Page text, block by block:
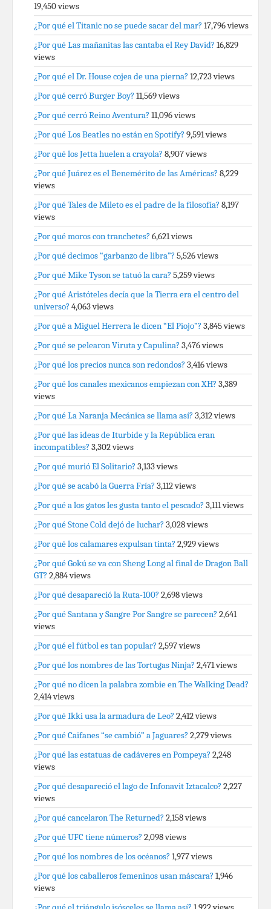
19,450 views
¿Por qué el Titanic no se puede sacar del mar? 17,796 views
¿Por qué Las mañanitas las cantaba el Rey David? 16,829
views
¿Por qué el Dr. House cojea de una pierna? 12,723 views
¿Por qué cerró Burger Boy? 11,569 views
¿Por qué cerró Reino Aventura? 11,096 views
¿Por qué Los Beatles no están en Spotify? 9,591 views
¿Por qué los Jetta huelen a crayola? 8,907 views
¿Por qué Juárez es el Benemérito de las Américas? 8,229
views
¿Por qué Tales de Mileto es el padre de la filosofía? 8,197
views
¿Por qué moros con tranchetes? 6,621 views
¿Por qué decimos “garbanzo de libra”? 5,526 views
¿Por qué Mike Tyson se tatuó la cara? 5,259 views
¿Por qué Aristóteles decía que la Tierra era el centro del
universo? 4,063 views
¿Por qué a Miguel Herrera le dicen “El Piojo”? 3,845 views
¿Por qué se pelearon Viruta y Capulina? 3,476 views
¿Por qué los precios nunca son redondos? 3,416 views
¿Por qué los canales mexicanos empiezan con XH? 3,389
views
¿Por qué La Naranja Mecánica se llama así? 3,312 views
¿Por qué las ideas de Iturbide y la República eran
incompatibles? 3,302 views
¿Por qué murió El Solitario? 3,133 views
¿Por qué se acabó la Guerra Fría? 3,112 views
¿Por qué a los gatos les gusta tanto el pescado? 3,111 views
¿Por qué Stone Cold dejó de luchar? 3,028 views
¿Por qué los calamares expulsan tinta? 2,929 views
¿Por qué Gokú se va con Sheng Long al final de Dragon Ball
GT? 2,884 views
¿Por qué desapareció la Ruta-100? 2,698 views
¿Por qué Santana y Sangre Por Sangre se parecen? 2,641
views
¿Por qué el fútbol es tan popular? 2,597 views
¿Por qué los nombres de las Tortugas Ninja? 2,471 views
¿Por qué no dicen la palabra zombie en The Walking Dead?
2,414 views
¿Por qué Ikki usa la armadura de Leo? 2,412 views
¿Por qué Caifanes “se cambió” a Jaguares? 2,279 views
¿Por qué las estatuas de cadáveres en Pompeya? 2,248
views
¿Por qué desapareció el lago de Infonavit Iztacalco? 2,227
views
¿Por qué cancelaron The Returned? 2,158 views
¿Por qué UFC tiene números? 2,098 views
¿Por qué los nombres de los océanos? 1,977 views
¿Por qué los caballeros femeninos usan máscara? 1,946
views